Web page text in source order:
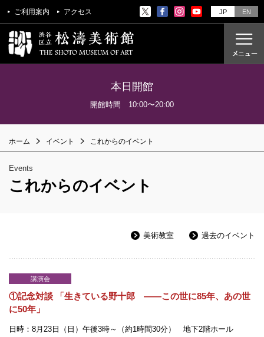
ご利用案内 アクセス JP EN
これからの展覧会
過去の展覧会
設計者 白井晟一
本日開館
開館時間 10:00〜20:00
ホーム イベント これからのイベント
Events
これからのイベント
美術教室 過去のイベント
講演会
①記念対談 「生きている野十郎 ——この世に85年、あの世
に50年」
日時：8月23日（日）午後3時～（約1時間30分） 地下2階ホール